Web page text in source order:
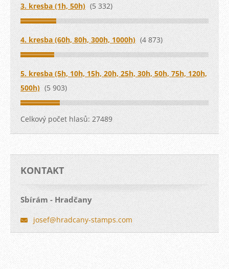
3. kresba (1h, 50h) (5 332)
4. kresba (60h, 80h, 300h, 1000h) (4 873)
5. kresba (5h, 10h, 15h, 20h, 25h, 30h, 50h, 75h, 120h,
500h) (5 903)
Celkový počet hlasů: 27489
KONTAKT
Sbírám - Hradčany
josef@hradcany-stamps.com